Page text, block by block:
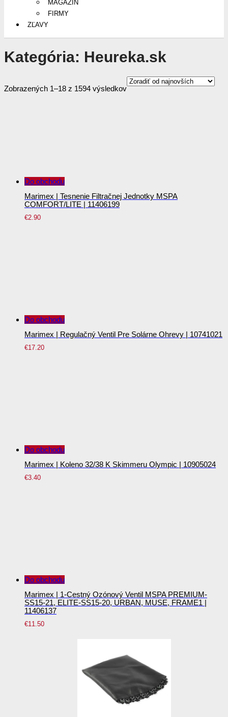
MAGAZÍN
FIRMY
ZĽAVY
Kategória: Heureka.sk
Zobrazených 1–18 z 1594 výsledkovSorted
Do obchodu
Marimex | Tesnenie Filtračnej Jednotky MSPA
COMFORT/LITE | 11406199
€2.90
Do obchodu
Marimex | Regulačný Ventil Pre Solárne Ohrevy | 10741021
€17.20
Do obchodu
Marimex | Koleno 32/38 K Skimmeru Olympic | 10905024
€3.40
Do obchodu
Marimex | 1-Cestný Ozónový Ventil MSPA PREMIUM-
SS15-21, ELITE-SS15-20, URBAN, MUSE, FRAME1 |
11406137
€11.50